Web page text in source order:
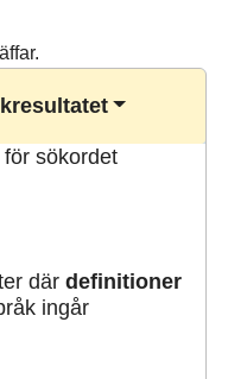
sökordet
där definitioner
ingår